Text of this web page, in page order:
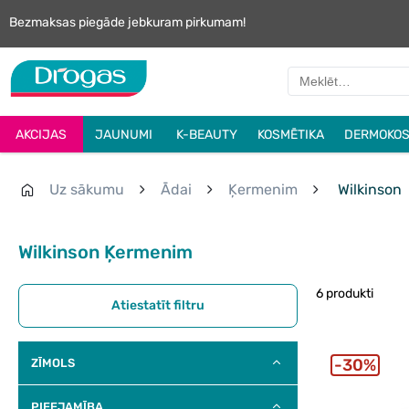
Bezmaksas piegāde jebkuram pirkumam!
AKCIJAS JAUNUMI K-BEAUTY KOSMĒTIKA
Uz sākumu Ādai Ķermenim Wilkinson
Wilkinson Ķermenim
Atiestatīt filtru
ZĪMOLS
6 produkti
30%